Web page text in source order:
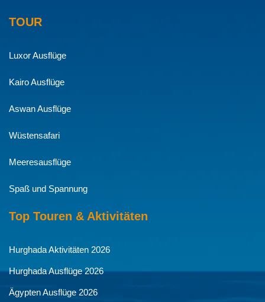
TOUR
Luxor Ausflüge
Kairo Ausflüge
Aswan Ausflüge
Wüstensafari
Meeresausflüge
Spaß und Spannung
Top Touren & Aktivitäten
Hurghada Aktivitäten 2026
Hurghada Ausflüge 2026
Ägypten Ausflüge 2026